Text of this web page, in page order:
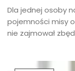
Dla jednej osoby
pojemności misy
nie zajmował